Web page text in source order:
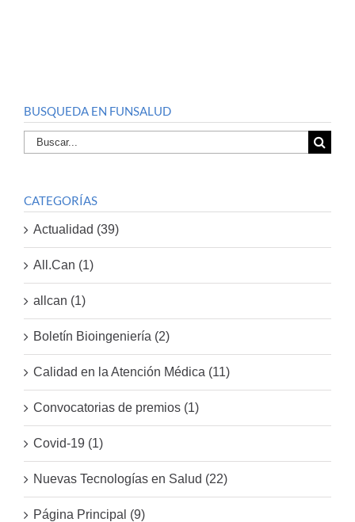
BUSQUEDA EN FUNSALUD
Buscar
por:
CATEGORÍAS
Actualidad (39)
All.Can (1)
allcan (1)
Boletín Bioingeniería (2)
Calidad en la Atención Médica (11)
Convocatorias de premios (1)
Covid-19 (1)
Nuevas Tecnologías en Salud (22)
Página Principal (9)